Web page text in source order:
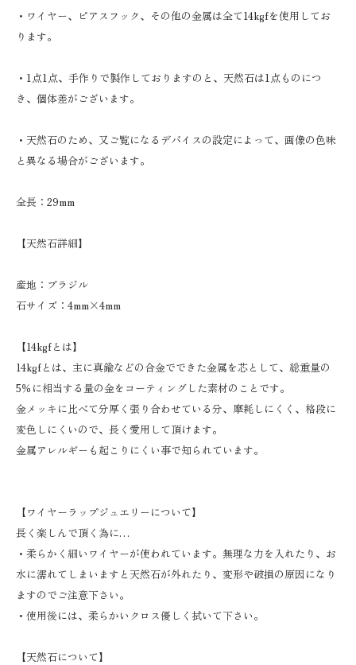
・ワイヤー、ピアスフック、その他の金属は全て14kgfを使用してお
ります。
・1点1点、手作りで製作しておりますのと、天然石は1点ものにつ
き、個体差がございます。
・天然石のため、又ご覧になるデバイスの設定によって、画像の色味
と異なる場合がございます。
全長：29mm
【天然石詳細】
産地：ブラジル
石サイズ：4mm×4mm
【14kgfとは】
14kgfとは、主に真鍮などの合金でできた金属を芯として、総重量の
5％に相当する量の金をコーティングした素材のことです。
金メッキに比べて分厚く張り合わせている分、摩耗しにくく、格段に
変色しにくいので、長く愛用して頂けます。
金属アレルギーも起こりにくい事で知られています。
【ワイヤーラップジュエリーについて】
長く楽しんで頂く為に…
・柔らかく細いワイヤーが使われています。無理な力を入れたり、お
水に濡れてしまいますと天然石が外れたり、変形や破損の原因になり
ますのでご注意下さい。
・使用後には、柔らかいクロス優しく拭いて下さい。
【天然石について】